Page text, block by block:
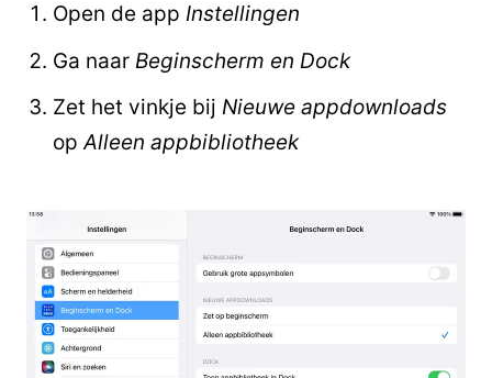
Open de app Instellingen
Ga naar Beginscherm en Dock
Zet het vinkje bij Nieuwe appdownloads
opAlleen appbibliotheek